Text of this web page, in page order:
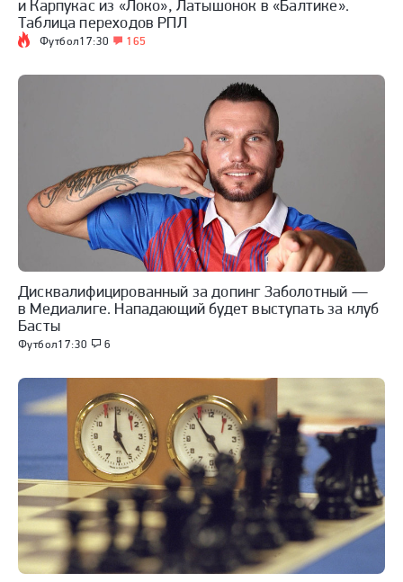
Футбол17:30 165
и Карпукас из «Локо», Латышонок в «Балтике».
Таблица переходов РПЛ
Футбол17:30 6
Дисквалифицированный за допинг Заболотный —
в Медиалиге. Нападающий будет выступать за клуб
Басты